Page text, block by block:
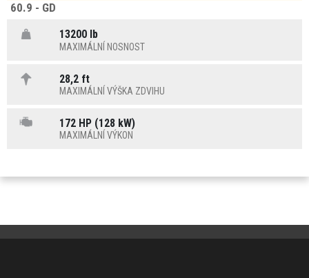
60.9 - GD
13200 lb
MAXIMÁLNÍ NOSNOST
28,2 ft
MAXIMÁLNÍ VÝŠKA ZDVIHU
172 HP (128 kW)
MAXIMÁLNÍ VÝKON